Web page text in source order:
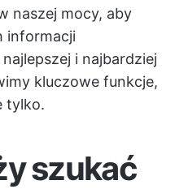
naszej mocy, aby
informacji
i najbardziej
kluczowe funkcje,
tylko.
szukać